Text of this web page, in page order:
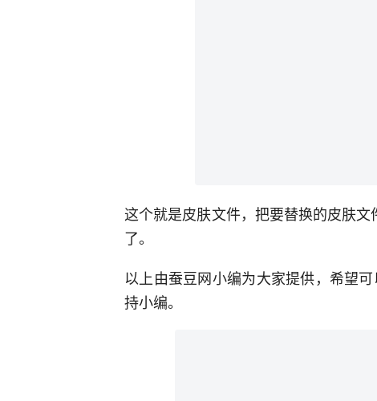
这个就是皮肤文件，把要替换的皮肤
了。
以上由蚕豆网小编为大家提供，希望
持小编。